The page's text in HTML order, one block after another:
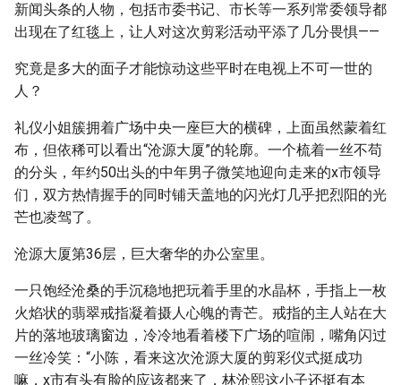
新闻头条的人物，包括市委书记、市长等一系列常委领导都
出现在了红毯上，让人对这次剪彩活动平添了几分畏惧——
究竟是多大的面子才能惊动这些平时在电视上不可一世的
人？
礼仪小姐簇拥着广场中央一座巨大的横碑，上面虽然蒙着红
布，但依稀可以看出“沧源大厦”的轮廓。一个梳着一丝不苟
的分头，年约50出头的中年男子微笑地迎向走来的x市领导
们，双方热情握手的同时铺天盖地的闪光灯几乎把烈阳的光
芒也凌驾了。
沧源大厦第36层，巨大奢华的办公室里。
一只饱经沧桑的手沉稳地把玩着手里的水晶杯，手指上一枚
火焰状的翡翠戒指凝着摄人心魄的青芒。戒指的主人站在大
片的落地玻璃窗边，冷冷地看着楼下广场的喧闹，嘴角闪过
一丝冷笑：“小陈，看来这次沧源大厦的剪彩仪式挺成功
嘛，x市有头有脸的应该都来了，林沧熙这小子还挺有本